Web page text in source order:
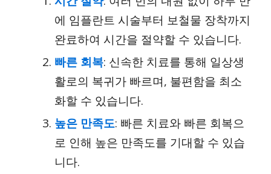
에 임플란트 시술부터 보철물 장착까지
완료하여 시간을 절약할 수 있습니다.
빠른 회복: 신속한 치료를 통해 일상생
활로의 복귀가 빠르며, 불편함을 최소
화할 수 있습니다.
높은 만족도: 빠른 치료와 빠른 회복으
로 인해 높은 만족도를 기대할 수 있습
니다.